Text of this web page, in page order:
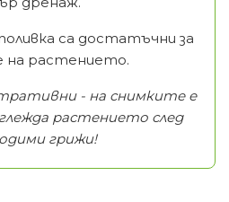
са достатъчни за
на растението.
- на снимките е
растението след
грижи!